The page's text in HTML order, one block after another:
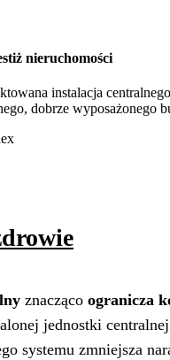
nieruchomości
instalacja
dobrze wyposażonego
znacząco ogranicza
jednostki
systemu zmniejsza